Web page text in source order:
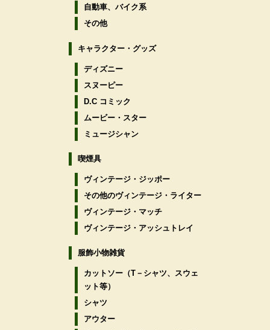
自動車、バイク系
その他
キャラクター・グッズ
ディズニー
スヌーピー
D.C コミック
ムービー・スター
ミュージシャン
喫煙具
ヴィンテージ・ジッポー
その他のヴィンテージ・ライター
ヴィンテージ・マッチ
ヴィンテージ・アッシュトレイ
服飾小物雑貨
カットソー（T－シャツ、スウェ
ット等）
シャツ
アウター